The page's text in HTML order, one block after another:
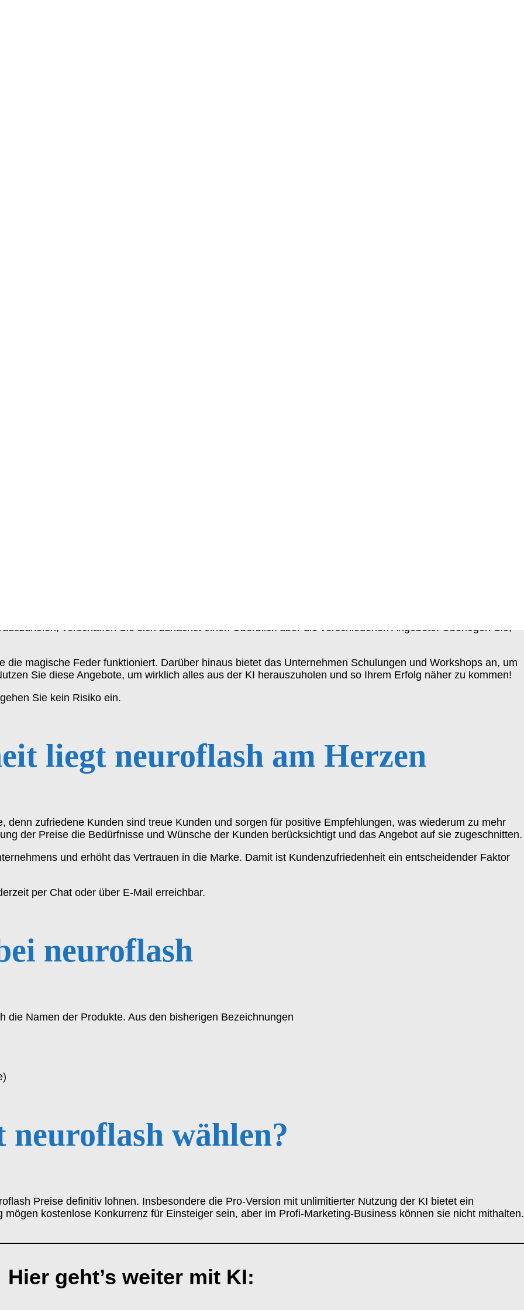
beste Wahl ist
sind, sollten Sie sich unbedingt mit den neuen Preisen auseinandersetzen. Warum? Weil neuroflash die
erhalten Sie ausgezeichneten Content mit nie dagewesener Präzision und Effizienz. Zudem sorgt die
Und das Modell Enterprise ermöglicht eine einfache Integration bestehender Systeme.
jedermann erschwinglich! Wenn Sie also Ihre Erfolgsformel neu definieren möchten, sollten Sie sich unbedingt
zu Ihrem Erfolg!
Pro-Version?
Kunden zahlreiche finanzielle Vorteile. Insbesondere kleinere Unternehmen, Start-ups, Webentwickler und
Sie brauchen künftig keine Texte mehr in Auftrag geben, sondern können diese selbst erstellen
Denn die KI erstellt Ihnen Produktbeschreibungen in Nullkommanichts.
einfach Ihre Eingabe und lassen Sie sich neue Ergebnisse ausspucken.
verschaffen Sie sich zunächst einen Überblick über die verschiedenen Angebote. Überlegen Sie,
magische Feder funktioniert. Darüber hinaus bietet das Unternehmen Schulungen und Workshops an, um
Sie diese Angebote, um wirklich alles aus der KI herauszuholen und so Ihrem Erfolg näher zu kommen!
Sie kein Risiko ein.
liegt neuroflash am Herzen
denn zufriedene Kunden sind treue Kunden und sorgen für positive Empfehlungen, was wiederum zu mehr
der Preise die Bedürfnisse und Wünsche der Kunden berücksichtigt und das Angebot auf sie zugeschnitten.
und erhöht das Vertrauen in die Marke. Damit ist Kundenzufriedenheit ein entscheidender Faktor
per Chat oder über E-Mail erreichbar.
neuroflash
Namen der Produkte. Aus den bisherigen Bezeichnungen
wählen?
Preise definitiv lohnen. Insbesondere die Pro-Version mit unlimitierter Nutzung der KI bietet ein
kostenlose Konkurrenz für Einsteiger sein, aber im Profi-Marketing-Business können sie nicht mithalten.
Hier geht’s weiter mit KI: